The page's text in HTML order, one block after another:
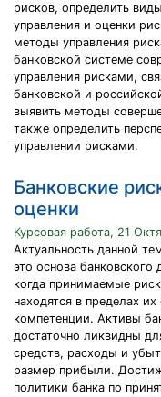
рисков, определить
управления и оценки
методы управления
банковской системе
управления рисками,
банковской и
выявить методы
также определить
управлении рисками.
Банковские
оценки
Курсовая работа, 21
Актуальность данной
это основа банковского
когда принимаемые
находятся в пределах
компетенции. Активы
достаточно ликвидны
средств, расходы и
размер прибыли.
политики банка по